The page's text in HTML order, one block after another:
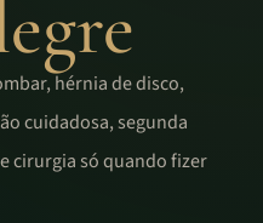
hérnia de disco,
cuidadosa, segunda
cirurgia só quando fizer